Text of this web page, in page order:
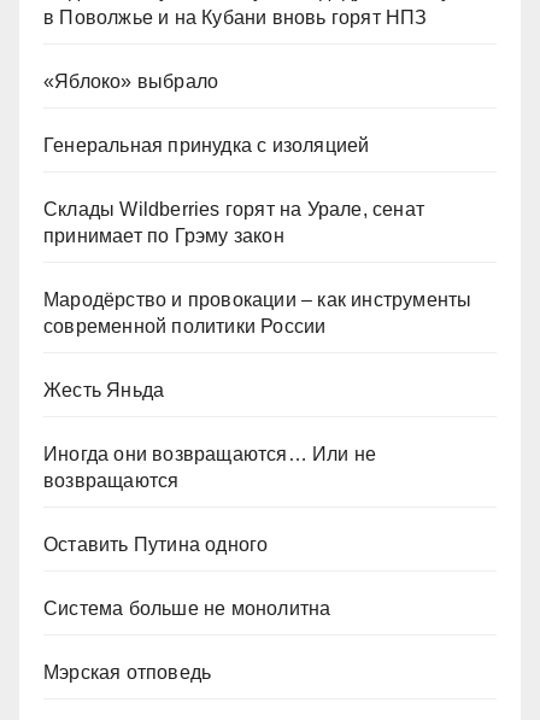
в Поволжье и на Кубани вновь горят НПЗ
«Яблоко» выбрало
Генеральная принудка с изоляцией
Склады Wildberries горят на Урале, сенат
принимает по Грэму закон
Мародёрство и провокации – как инструменты
современной политики России
Жесть Яньда
Иногда они возвращаются… Или не
возвращаются
Оставить Путина одного
Система больше не монолитна
Мэрская отповедь